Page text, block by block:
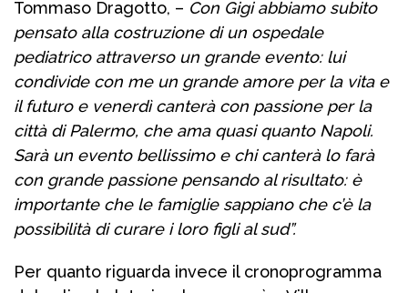
Tommaso Dragotto, – Con Gigi abbiamo subito
pensato alla costruzione di un ospedale
pediatrico attraverso un grande evento: lui
condivide con me un grande amore per la vita e
il futuro e venerdì canterà con passione per la
città di Palermo, che ama quasi quanto Napoli.
Sarà un evento bellissimo e chi canterà lo farà
con grande passione pensando al risultato: è
importante che le famiglie sappiano che c’è la
possibilità di curare i loro figli al sud”.
Per quanto riguarda invece il cronoprogramma